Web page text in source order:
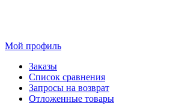
Мой профиль
Заказы
Список сравнения
Запросы на возврат
Отложенные товары